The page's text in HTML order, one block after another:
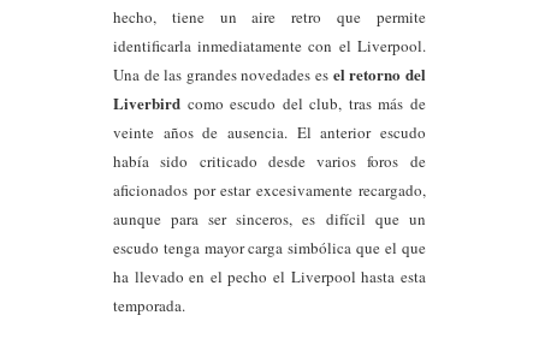
hecho, tiene un aire retro que permite
identificarla inmediatamente con el Liverpool.
Una de las grandes novedades es el retorno del
Liverbird como escudo del club, tras más de
veinte años de ausencia. El anterior escudo
había sido criticado desde varios foros de
aficionados por estarexcesivamente recargado,
aunque para ser sinceros, es difícil que un
escudo tenga mayor carga simbólica que el que
ha llevado en el pecho el Liverpool hasta esta
temporada.